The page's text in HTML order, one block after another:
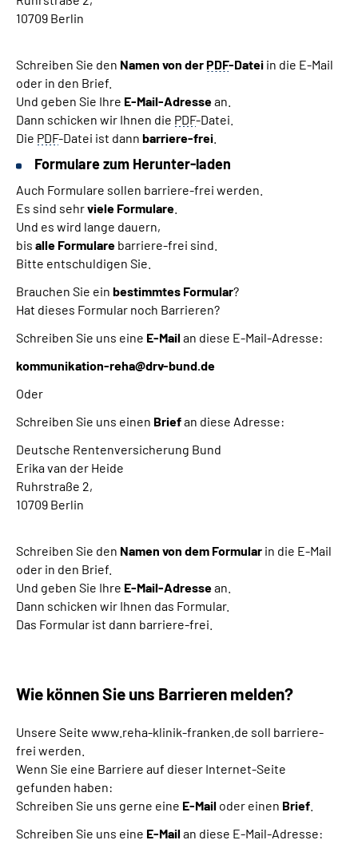
10709 Berlin
Schreiben Sie den Namen von derPDF-Datei in die E-Mail
oder in den Brief.
Und geben Sie Ihre E-Mail-Adressean.
Dann schicken wir Ihnen die PDF-Datei.
Die PDF-Datei ist dann barriere-frei
Formulare zum Herunter-laden
Auch Formulare sollen barriere-frei werden.
Es sind sehrviele Formulare
Und es wird lange dauern,
bis alle Formulare barriere-frei sind.
Bitte entschuldigen Sie.
Brauchen Sie ein bestimmtes Formular?
Hat dieses Formular noch Barrieren?
Schreiben Sie uns eine E-Mailan diese E-Mail-Adresse:
kommunikation-reha@drv-bund.de
Oder
Schreiben Sie uns einen Briefan diese Adresse:
Deutsche Rentenversicherung Bund
Erika van der Heide
Ruhrstraße 2,
10709 Berlin
Schreiben Sie den Namen von dem Formular in die E-Mail
oder in den Brief.
Und geben Sie Ihre E-Mail-Adressean.
Dann schicken wir Ihnen das Formular.
Das Formular ist dann barriere-frei.
Wie können Sie uns Barrieren melden?
Unsere Seite www.reha-klinik-franken.de soll barriere-
frei werden.
Wenn Sie eine Barriere auf dieser Internet-Seite
gefunden haben:
Schreiben Sie uns gerne eine E-Mail oder einen Brief
Schreiben Sie uns eine E-Mailan diese E-Mail-Adresse: